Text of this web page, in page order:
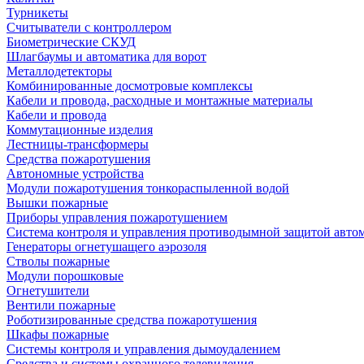
Турникеты
Считыватели с контроллером
Биометрические СКУД
Шлагбаумы и автоматика для ворот
Металлодетекторы
Комбинированные досмотровые комплексы
Кабели и провода, расходные и монтажные материалы
Кабели и провода
Коммутационные изделия
Лестницы-трансформеры
Средства пожаротушения
Автономные устройства
Модули пожаротушения тонкораспыленной водой
Вышки пожарные
Приборы управления пожаротушением
Система контроля и управления противодымной защитой
Генераторы огнетушащего аэрозоля
Стволы пожарные
Модули порошковые
Огнетушители
Вентили пожарные
Роботизированные средства пожаротушения
Шкафы пожарные
Системы контроля и управления дымоудалением